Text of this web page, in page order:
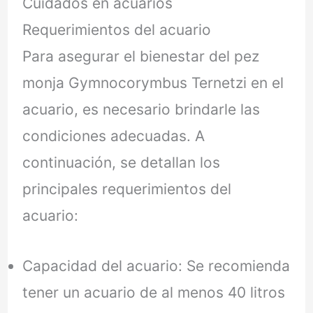
Requerimientos del acuario
Para asegurar el bienestar del pez
monja Gymnocorymbus Ternetzi en el
acuario, es necesario brindarle las
condiciones adecuadas. A
continuación, se detallan los
principales requerimientos del
acuario:
Capacidad del acuario: Se recomienda
tener un acuario de al menos 40 litros